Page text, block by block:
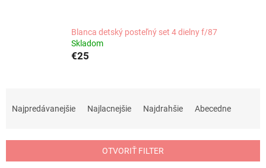
Blanca detský posteľný set 4 dielny f/87
Skladom
€25
i
Najpredávanejšie Najlacnejšie Najdrahšie Abecedne
OTVORIŤ FILTER